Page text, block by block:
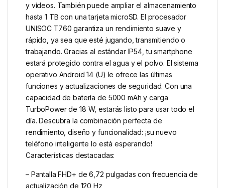
y vídeos. También puede ampliar el almacenamiento
hasta 1 TB con una tarjeta microSD. El procesador
UNISOC T760 garantiza un rendimiento suave y
rápido, ya sea que esté jugando, transmitiendo o
trabajando. Gracias al estándar IP54, tu smartphone
estará protegido contra el agua y el polvo. El sistema
operativo Android 14 (U) le ofrece las últimas
funciones y actualizaciones de seguridad. Con una
capacidad de batería de 5000 mAh y carga
TurboPower de 18 W, estarás listo para usar todo el
día. Descubra la combinación perfecta de
rendimiento, diseño y funcionalidad: ¡su nuevo
teléfono inteligente lo está esperando!
Características destacadas:
– Pantalla FHD+ de 6,72 pulgadas con frecuencia de
actualización de 120 Hz